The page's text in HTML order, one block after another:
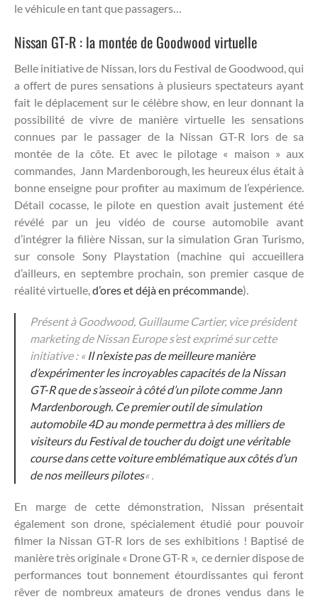
le véhicule en tant que passagers…
Nissan GT-R : la montée de Goodwood virtuelle
Belle initiative de Nissan, lors du Festival de Goodwood, qui
a offert de pures sensations à plusieurs spectateurs ayant
fait le déplacement sur le célèbre show, en leur donnant la
possibilité de vivre de manière virtuelle les sensations
connues par le passager de la Nissan GT-R lors de sa
montée de la côte. Et avec le pilotage « maison » aux
commandes, Jann Mardenborough, les heureux élus était à
bonne enseigne pour profiter au maximum de l’expérience.
Détail cocasse, le pilote en question avait justement été
révélé par un jeu vidéo de course automobile avant
d’intégrer la filière Nissan, sur la simulation Gran Turismo,
sur console Sony Playstation (machine qui accueillera
d’ailleurs, en septembre prochain, son premier casque de
réalité virtuelle,d’ores et déjà en précommande).
Présent à Goodwood, Guillaume Cartier, vice président
marketing de Nissan Europe s’est exprimé sur cette
initiative : « Il n’existe pas de meilleure manière
d’expérimenter les incroyables capacités de la Nissan
GT-R que de s’asseoir à côté d’un pilote comme Jann
Mardenborough. Ce premier outil de simulation
automobile 4D au monde permettra à des milliers de
visiteurs du Festival de toucher du doigt une véritable
course dans cette voiture emblématique aux côtés d’un
de nos meilleurs pilotes« .
En marge de cette démonstration, Nissan présentait
également son drone, spécialement étudié pour pouvoir
filmer la Nissan GT-R lors de ses exhibitions ! Baptisé de
manière très originale « Drone GT-R », ce dernier dispose de
performances tout bonnement étourdissantes qui feront
rêver de nombreux amateurs de drones vendus dans le